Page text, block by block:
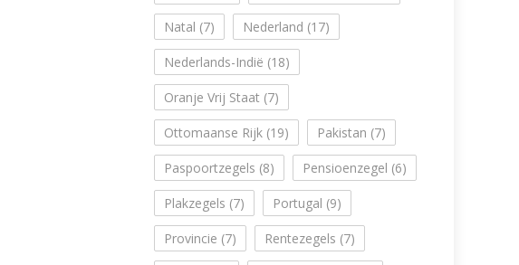
Natal (7) Nederland (17)
Nederlands-Indië (18)
Oranje Vrij Staat (7)
Ottomaanse Rijk (19) Pakistan (7)
Paspoortzegels (8) Pensioenzegel (6)
Plakzegels (7) Portugal (9)
Provincie (7) Rentezegels (7)